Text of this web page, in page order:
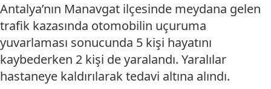
Antalya’nın Manavgat ilçesinde meydana gelen
trafik kazasında otomobilin uçuruma
yuvarlaması sonucunda 5 kişi hayatını
kaybederken 2 kişi de yaralandı. Yaralılar
hastaneye kaldırılarak tedavi altına alındı.